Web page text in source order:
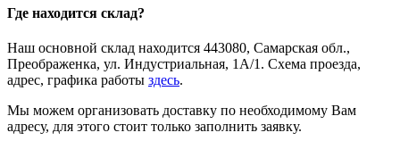
Где находится склад?
Наш основной склад находится 443080, Самарская обл.,
Преображенка, ул. Индустриальная, 1А/1. Схема проезда,
адрес, графика работы здесь.
Мы можем организовать доставку по необходимому Вам
адресу, для этого стоит только заполнить заявку.